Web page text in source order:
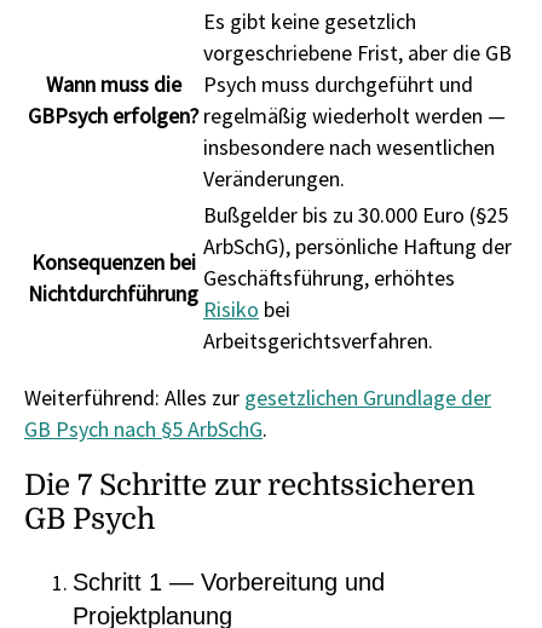
Wann muss die
GBPsych erfolgen?
Es gibt keine gesetzlich
vorgeschriebene Frist, aber die GB
Psych muss durchgeführt und
regelmäßig wiederholt werden —
insbesondere nach wesentlichen
Veränderungen.
Konsequenzen bei
Nichtdurchführung
Bußgelder bis zu 30.000 Euro (§25
ArbSchG), persönliche Haftung der
Geschäftsführung, erhöhtes
Risiko bei
Arbeitsgerichtsverfahren.
Weiterführend: Alles zur gesetzlichen Grundlage der
GB Psych nach §5 ArbSchG.
Die 7 Schritte zur rechtssicheren
GB Psych
Schritt 1 — Vorbereitung und
Projektplanung